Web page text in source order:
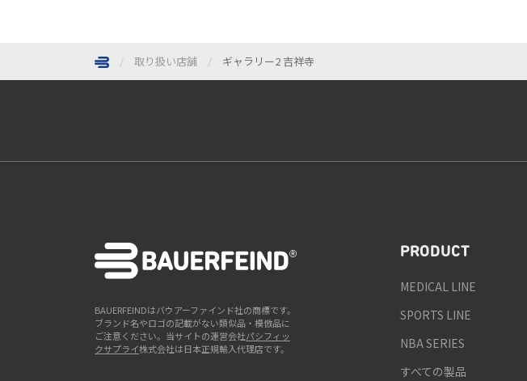
取り扱い店舗 ギャラリー2 吉祥寺
ページトップへ
BAUERFEINDはバウアーファインド社の商標です。
ブランド名やロゴの記載がない類似品・模倣品に
ご注意ください。当サイトの運営会社パシフィッ
クサプライ株式会社は日本正規輸入代理店です。
PRODUCT
MEDICAL LINE
SPORTS LINE
NBA SERIES
すべての製品